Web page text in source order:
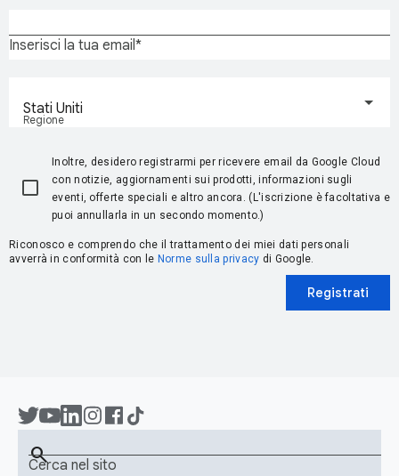
Inserisci la tua email
Regione
Stati Uniti
Inoltre, desidero registrarmi per ricevere email da Google Cloud
con notizie, aggiornamenti sui prodotti, informazioni sugli
eventi, offerte speciali e altro ancora. (L'iscrizione è facoltativa e
puoi annullarla in un secondo momento.)
Riconosco e comprendo che il trattamento dei miei dati personali
avverrà in conformità con le Norme sulla privacy di Google.
Registrati
Cerca nel sito
search